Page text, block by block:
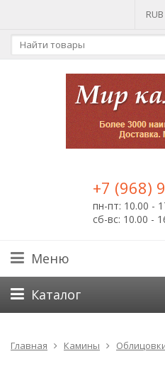
RUB
+7 (968)
пн-пт: 10.00 -
сб-вс: 10.00 -
Меню
Каталог
Главная Камины